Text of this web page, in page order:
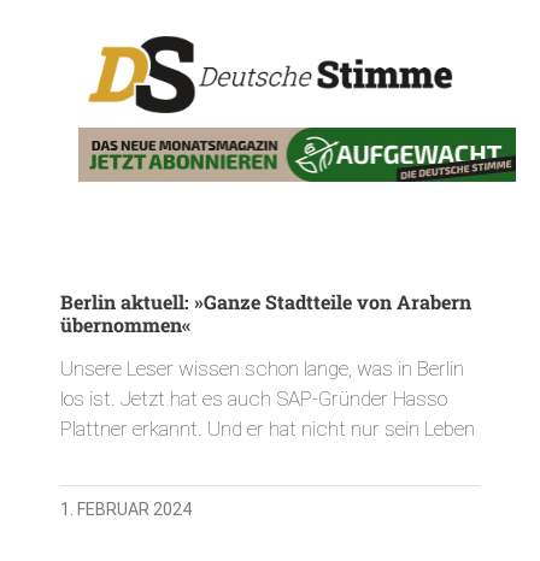
Berlin aktuell: »Ganze Stadtteile von Arabern
übernommen«
Unsere Leser wissen schon lange, was in Berlin
los ist. Jetzt hat es auch SAP-Gründer Hasso
Plattner erkannt. Und er hat nicht nur sein Leben
1. FEBRUAR 2024